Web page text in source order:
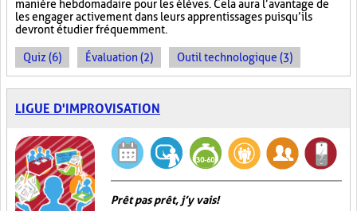
manière hebdomadaire pour les élèves. Cela aura l’avantage de
les engager activement dans leurs apprentissages puisqu’ils
devront étudier fréquemment.
Quiz (6) Évaluation (2) Outil technologique (3)
LIGUE D'IMPROVISATION
Prêt pas prêt, j’y vais!